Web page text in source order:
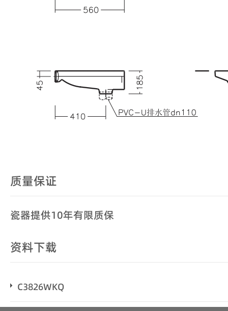
质量保证
瓷器提供10年有限质保
资料下载
C3826WKQ